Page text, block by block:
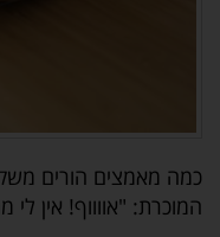
כמה מאמצים הורים
המוכרת: "אווווף! אין